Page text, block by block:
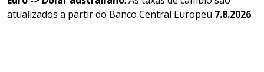
atualizados a partir do Banco Central Europeu 7.8.2026